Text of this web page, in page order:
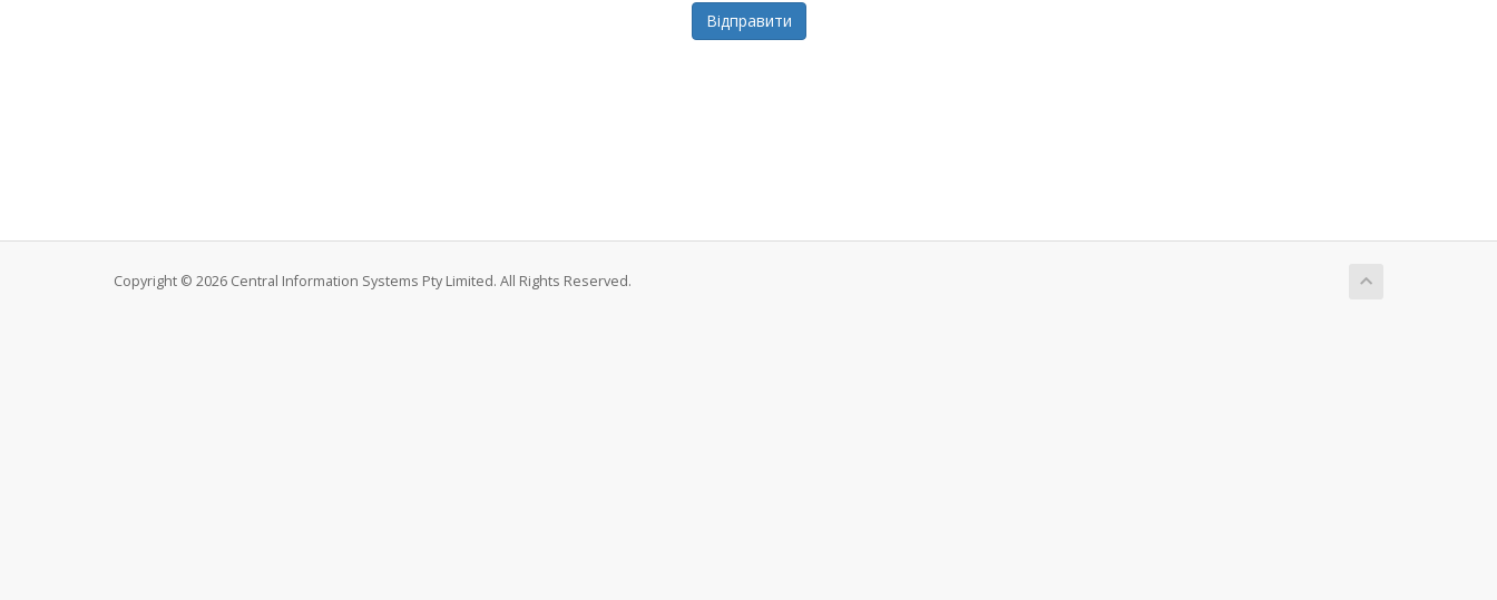
Відправити
Copyright © 2026 Central Information Systems Pty Limited. All Rights Reserved.